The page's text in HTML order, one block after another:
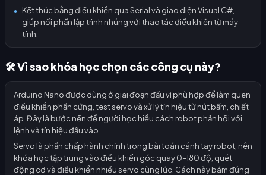
●
Kết thúc bằng điều khiển qua Serial và giao diện Visual C#,
giúp nối phần lập trình nhúng với thao tác điều khiển từ máy
tính.
🛠️ Vì sao khóa học chọn các công cụ này?
Arduino Nano được dùng ở giai đoạn đầu vì phù hợp để làm quen
điều khiển phần cứng, test servo và xử lý tín hiệu từ nút bấm, chiết
áp. Đây là bước nền để người học hiểu cách robot phản hồi với
lệnh và tín hiệu đầu vào.
Servo là phần chấp hành chính trong bài toán cánh tay robot, nên
khóa học tập trung vào điều khiển góc quay 0–180 độ, quét
động cơ và điều khiển nhiều servo cùng lúc. Cách này bám đúng